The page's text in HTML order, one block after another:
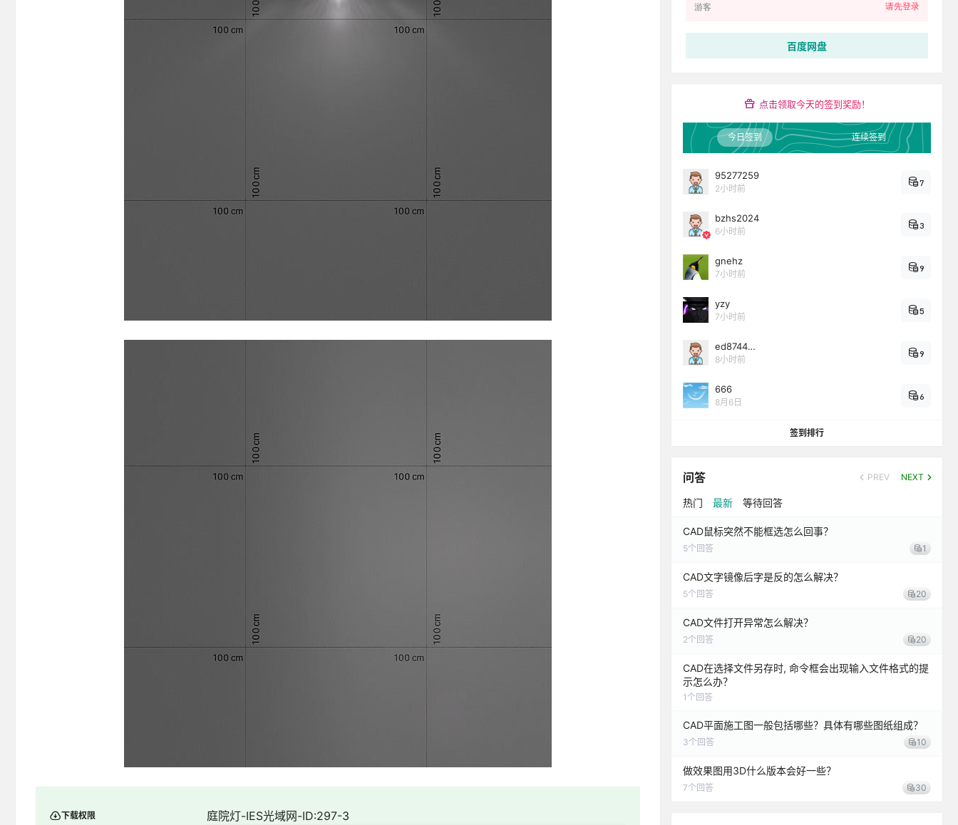
下载权限 庭院灯-IES光域网-ID:297-3
游客 请先登录
百度网盘
点击领取今天的签到奖励！
今日签到 连续签到
95277259
2小时前
7
bzhs2024
6小时前
3
gnehz
7小时前
9
yzy
7小时前
5
ed8744…
8小时前
9
666
8月6日
6
签到排行
问答 PREV NEXT
热门 最新 等待回答
CAD鼠标突然不能框选怎么回事？
5个回答 1
CAD文字镜像后字是反的怎么解决？
5个回答 20
CAD文件打开异常怎么解决？
2个回答 20
CAD在选择文件另存时, 命令框会出现输入文件格式的提
示怎么办？
1 个回答
CAD平面施工图一般包括哪些？具体有哪些图纸组成？
3个回答 10
做效果图用3D什么版本会好一些？
7个回答 30